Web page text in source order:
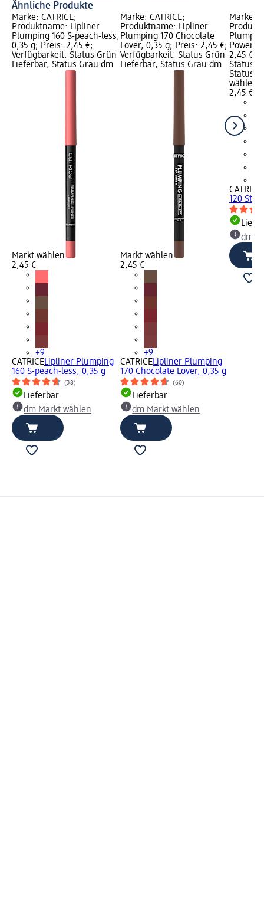
Ähnliche Produkte
Marke: CATRICE;
Produktname: Lipliner
Plumping 160 S-peach-less,
0,35 g; Preis: 2,45 €;
Verfügbarkeit: Status Grün
Lieferbar, Status Grau dm
Markt wählen
2,45 €
+9
CATRICELipliner Plumping
160 S-peach-less, 0,35 g
(38)
Lieferbar
dm Markt wählen
Marke: CATRICE;
Produktname: Lipliner
Plumping 170 Chocolate
Lover, 0,35 g; Preis: 2,45 €;
Verfügbarkeit: Status Grün
Lieferbar, Status Grau dm
Markt wählen
2,45 €
+9
CATRICELipliner Plumping
170 Chocolate Lover, 0,35 g
(60)
Lieferbar
dm Markt wählen
Marke:
2,45 €;
Status
Status
wählen
2,45 €
CATRICE
120
dm